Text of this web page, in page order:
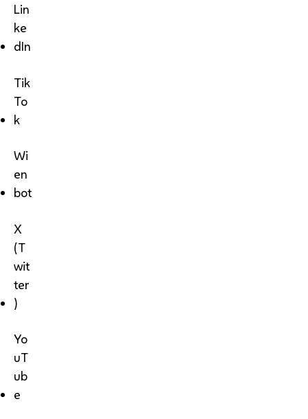
Lin
ke
dIn
Tik
To
k
Wi
en
bot
X
(T
wit
ter
)
Yo
uT
ub
e